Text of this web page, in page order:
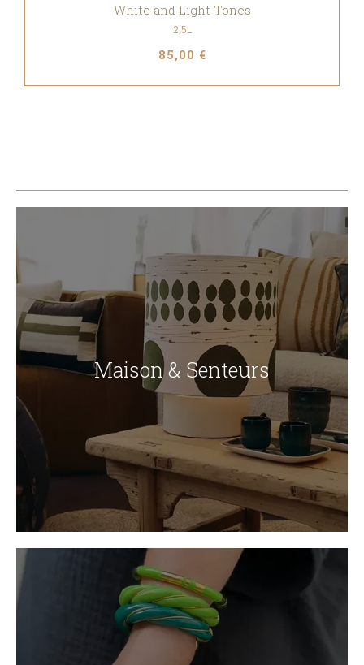
White and Light Tones
2,5L
85,00 €
Maison & Senteurs